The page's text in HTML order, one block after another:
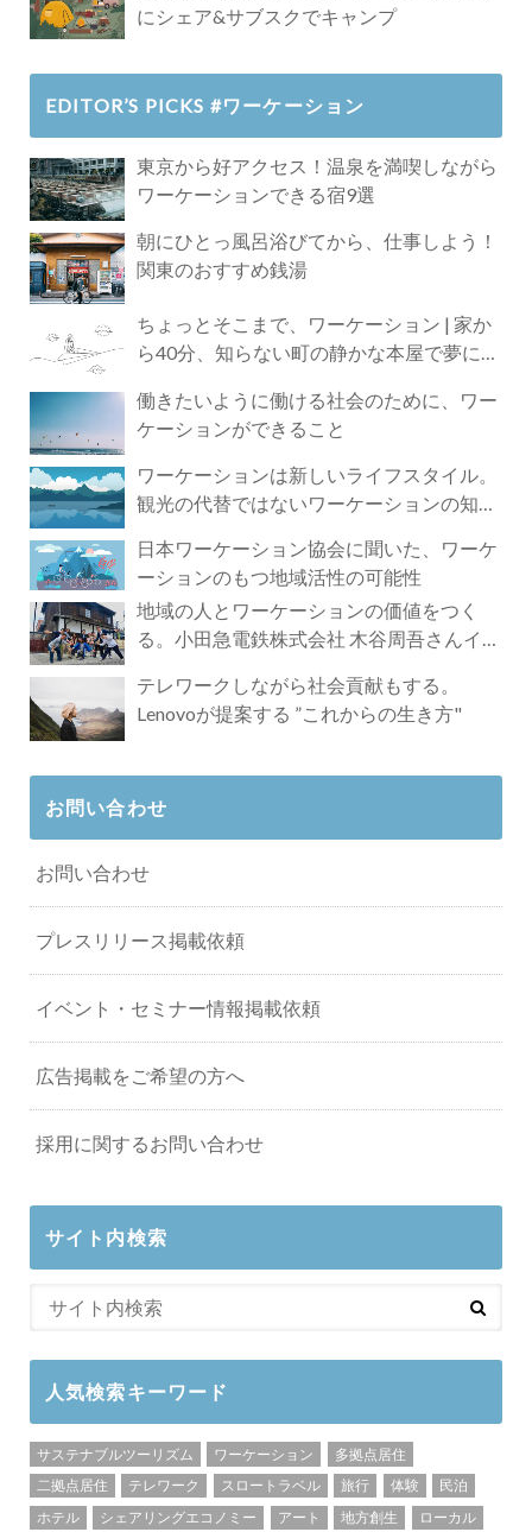
にシェア&サブスクでキャンプ
EDITOR’S PICKS #ワーケーション
東京から好アクセス！温泉を満喫しながら
ワーケーションできる宿9選
朝にひとっ風呂浴びてから、仕事しよう！
関東のおすすめ銭湯
ちょっとそこまで、ワーケーション | 家か
ら40分、知らない町の静かな本屋で夢に近
働きたいように働ける社会のために、ワー
ケーションができること
ワーケーションは新しいライフスタイル。
観光の代替ではないワーケーションの知ら
日本ワーケーション協会に聞いた、ワーケ
ーションのもつ地域活性の可能性
地域の人とワーケーションの価値をつく
る。小田急電鉄株式会社 木谷周吾さんイン
テレワークしながら社会貢献もする。
Lenovoが提案する ”これからの生き方"
お問い合わせ
お問い合わせ
プレスリリース掲載依頼
イベント・セミナー情報掲載依頼
広告掲載をご希望の方へ
採用に関するお問い合わせ
サイト内検索
人気検索キーワード
サステナブルツーリズム ワーケーション
多拠点居住
二拠点居住
テレワーク スロートラベル 旅行 体験
民泊
ホテル
シェアリングエコノミー アート 地方創生 ローカル